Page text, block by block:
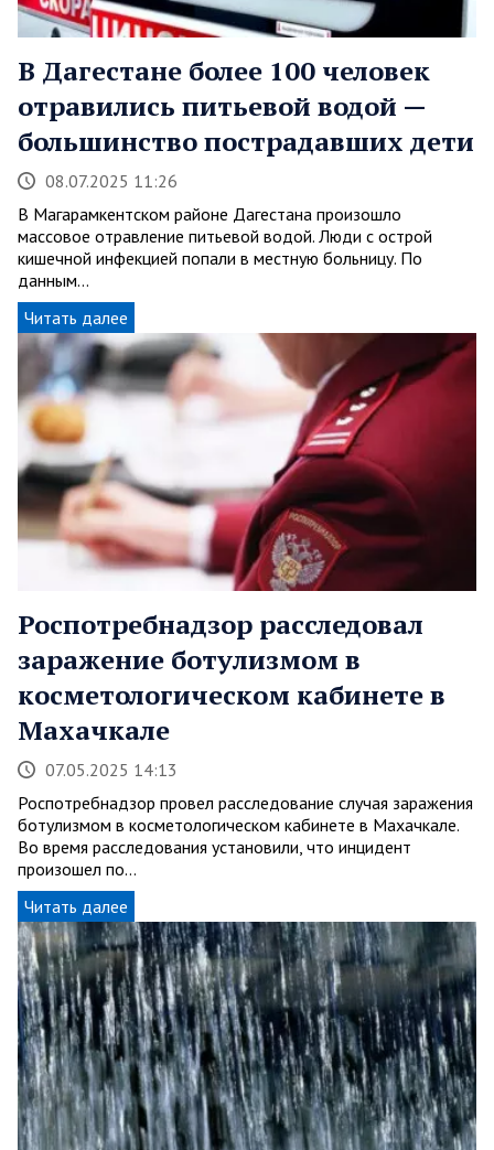
В Дагестане более 100 человек
отравились питьевой водой —
большинство пострадавших дети
08.07.2025 11:26
В Магарамкентском районе Дагестана произошло
массовое отравление питьевой водой. Люди с острой
кишечной инфекцией попали в местную больницу. По
данным…
Читать далее
Роспотребнадзор расследовал
заражение ботулизмом в
косметологическом кабинете в
Махачкале
07.05.2025 14:13
Роспотребнадзор провел расследование случая заражения
ботулизмом в косметологическом кабинете в Махачкале.
Во время расследования установили, что инцидент
произошел по…
Читать далее